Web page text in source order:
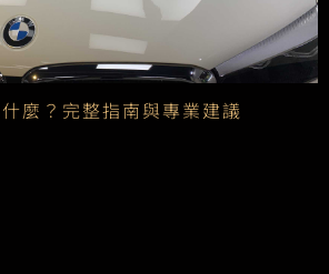
麼？完整指南與專業建議